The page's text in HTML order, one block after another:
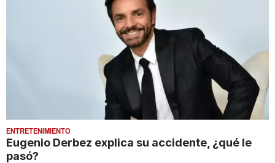
ENTRETENIMIENTO
Eugenio Derbez explica su accidente, ¿qué le
pasó?